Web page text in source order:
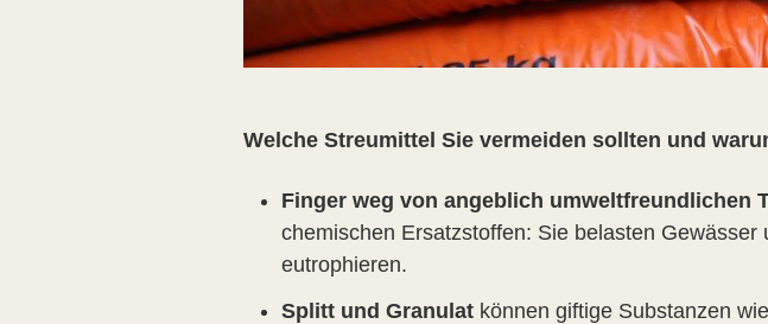
Welche Streumittel Sie vermeiden sollten und
Finger weg von angeblich umweltfreundlichen
chemischen Ersatzstoffen: Sie belasten
eutrophieren.
Splitt und Granulat können giftige Substanzen